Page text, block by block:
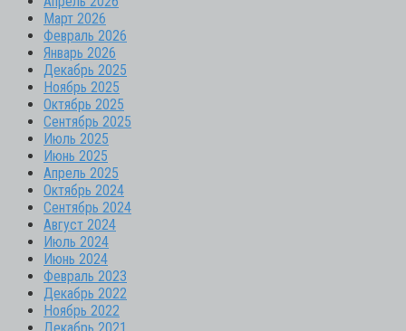
Март 2026
Февраль 2026
Январь 2026
Декабрь 2025
Ноябрь 2025
Октябрь 2025
Сентябрь 2025
Июль 2025
Июнь 2025
Апрель 2025
Октябрь 2024
Сентябрь 2024
Август 2024
Июль 2024
Июнь 2024
Февраль 2023
Декабрь 2022
Ноябрь 2022